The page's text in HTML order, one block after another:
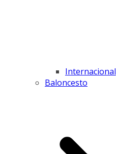
Internacional
Baloncesto